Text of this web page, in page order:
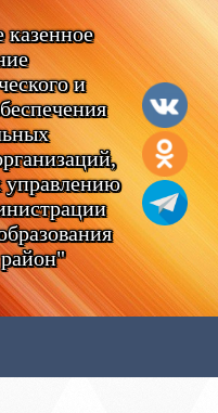
и
управлению